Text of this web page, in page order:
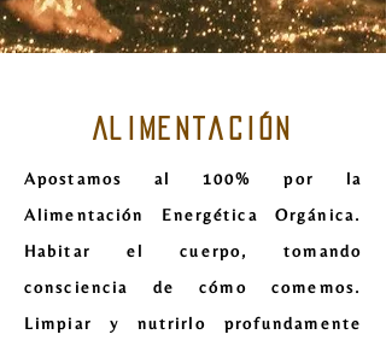
AlimentaciÓn
Apostamos al 100% por la
Alimentación Energética Orgánica.
Habitar el cuerpo, tomando
consciencia de cómo comemos.
Limpiar y nutrirlo profundamente